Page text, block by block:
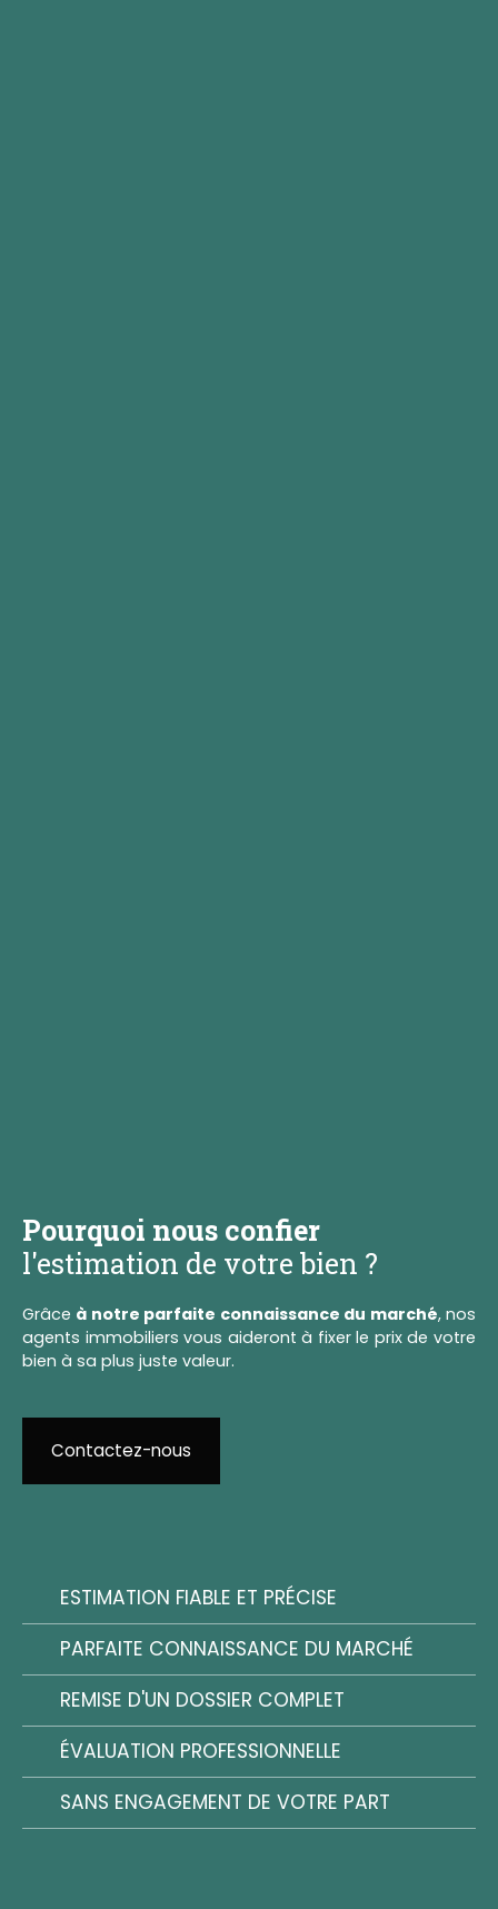
Pourquoi nous confier
l'estimation de votre bien ?
Grâce à notre parfaite connaissance du marché, nos
agents immobiliers vous aideront à fixer le prix de votre
bien à sa plus juste valeur.
Contactez-nous
ESTIMATION FIABLE ET PRÉCISE
PARFAITE CONNAISSANCE DU MARCHÉ
REMISE D'UN DOSSIER COMPLET
ÉVALUATION PROFESSIONNELLE
SANS ENGAGEMENT DE VOTRE PART